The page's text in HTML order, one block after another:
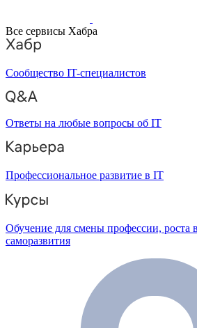
Все сервисы Хабра
Сообщество IT-специалистов
Ответы на любые вопросы об IT
Профессиональное развитие в IT
Обучение для смены профессии, роста
саморазвития